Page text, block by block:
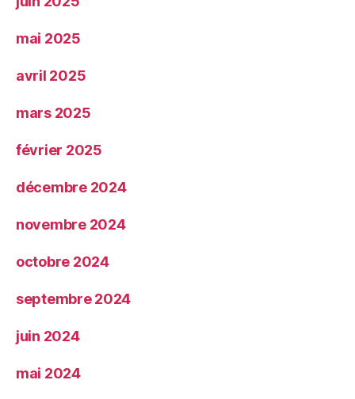
mai 2025
avril 2025
mars 2025
février 2025
décembre 2024
novembre 2024
octobre 2024
septembre 2024
juin 2024
mai 2024